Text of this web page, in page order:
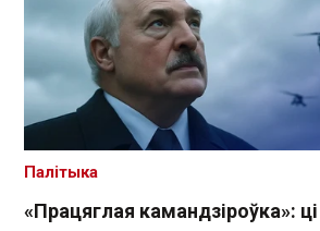
«Працяглая камандзіроўка»:
Палітыка